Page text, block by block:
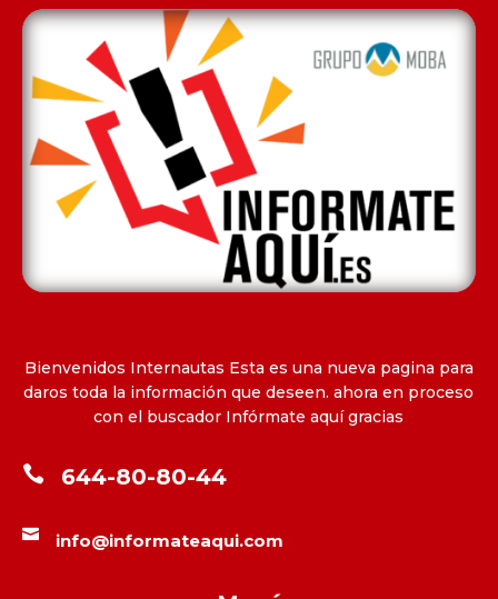
Bienvenidos Internautas Esta es una nueva pagina para
daros toda la información que deseen. ahora en proceso
con el buscador Infórmate aquí gracias
 644-80-80-44
 info@informateaqui.com